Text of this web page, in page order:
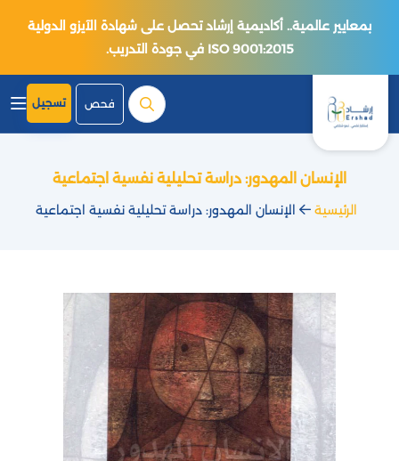
بمعايير عالمية.. أكاديمية إرشاد تحصل على شهادة الآيزو الدولية
ISO 9001:2015 في جودة التدريب.
فحص تسجيل
الإنسان المهدور: دراسة تحليلية نفسية اجتماعية
الرئيسية الإنسان المهدور: دراسة تحليلية نفسية اجتماعية